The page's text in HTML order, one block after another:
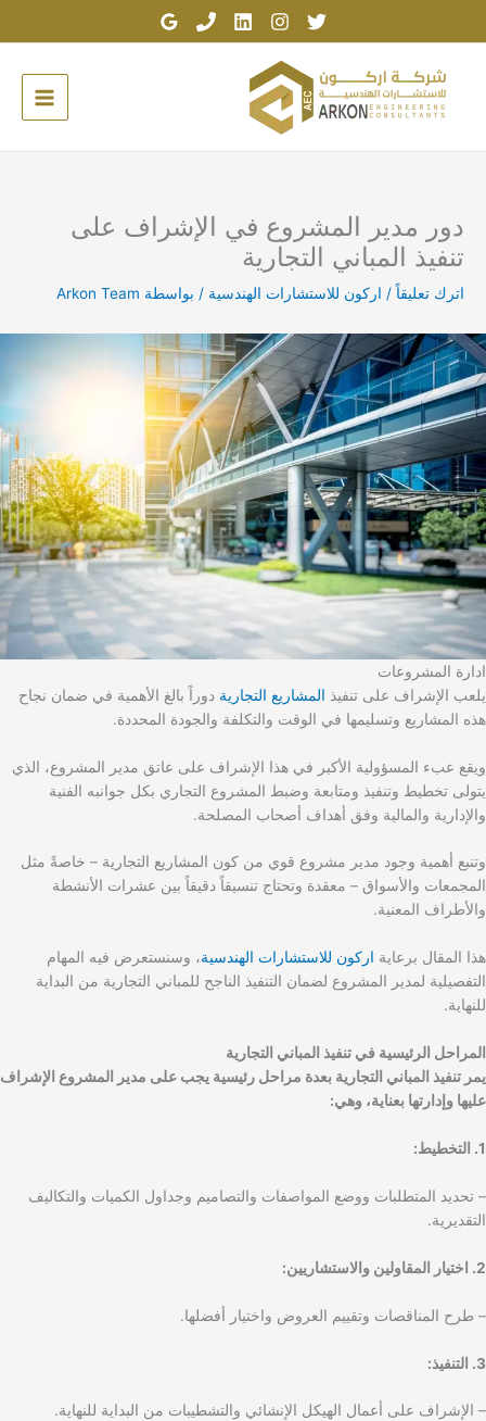
دور مدير المشروع في الإشراف على
تنفيذ المباني التجارية
اترك تعليقاً / اركون للاستشارات الهندسية / بواسطة Arkon Team
ادارة المشروعات
يلعب الإشراف على تنفيذ المشاريع التجارية دوراً بالغ الأهمية في ضمان نجاح
هذه المشاريع وتسليمها في الوقت والتكلفة والجودة المحددة.
ويقع عبء المسؤولية الأكبر في هذا الإشراف على عاتق مدير المشروع، الذي
يتولى تخطيط وتنفيذ ومتابعة وضبط المشروع التجاري بكل جوانبه الفنية
والإدارية والمالية وفق أهداف أصحاب المصلحة.
وتنبع أهمية وجود مدير مشروع قوي من كون المشاريع التجارية – خاصةً مثل
المجمعات والأسواق – معقدة وتحتاج تنسيقاً دقيقاً بين عشرات الأنشطة
والأطراف المعنية.
هذا المقال برعاية اركون للاستشارات الهندسية، وسنستعرض فيه المهام
التفصيلية لمدير المشروع لضمان التنفيذ الناجح للمباني التجارية من البداية
للنهاية.
المراحل الرئيسية في تنفيذ المباني التجارية
يمر تنفيذ المباني التجارية بعدة مراحل رئيسية يجب على مدير المشروع الإشراف
عليها وإدارتها بعناية، وهي:
1. التخطيط:
– تحديد المتطلبات ووضع المواصفات والتصاميم وجداول الكميات والتكاليف
التقديرية.
2. اختيار المقاولين والاستشاريين:
– طرح المناقصات وتقييم العروض واختيار أفضلها.
3. التنفيذ:
– الإشراف على أعمال الهيكل الإنشائي والتشطيبات من البداية للنهاية.